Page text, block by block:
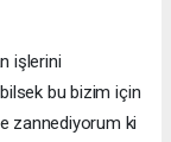
işlerini
bu bizim için
zannediyorum ki